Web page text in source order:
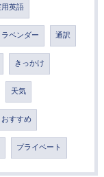
英語
ラベンダー 通訳
きっかけ
天気
おすすめ
プライベート